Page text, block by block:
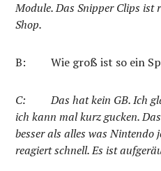
Module. Das Snipper Clips ist
Shop.
B: Wie groß ist so ein
C:
Das hat kein GB. Ich
ich kann mal kurz gucken.
besser als alles was Nintendo
reagiert schnell. Es ist